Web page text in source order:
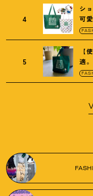
4
シ
可
ノ
5
【
適
が